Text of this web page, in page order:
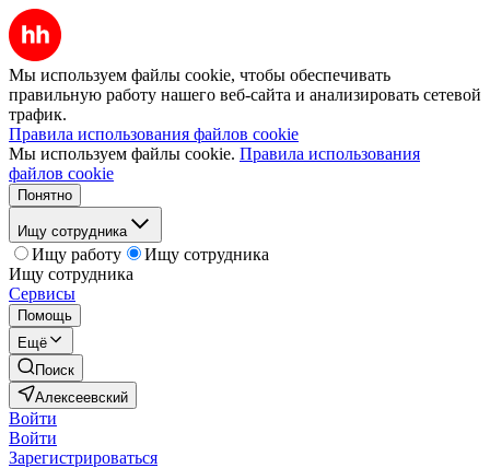
Мы используем файлы cookie, чтобы обеспечивать
правильную работу нашего веб-сайта и анализировать сетевой
трафик.
Правила использования файлов cookie
Мы используем файлы cookie. Правила использования
файлов cookie
Понятно
Ищу сотрудника
Ищу работу
Ищу сотрудника
Ищу сотрудника
Сервисы
Помощь
Ещё
Поиск
Алексеевский
Войти
Войти
Зарегистрироваться